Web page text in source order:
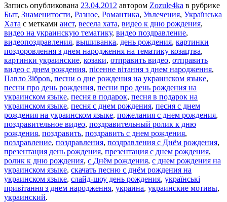
Запись опубликована 23.04.2012 автором Zozule4ka в рубрике
Быт, Знаменитости, Разное, Романтика, Увлечения, Українська
Хата с метками аист, весела хата, видео к дню рождения,
видео на украинскую тематику, видео поздравление,
видеопоздравления, вышиванка, день рождения, картинки
поздоровлення з днем народження на тематику козацтва,
картинки украинские, козаки, отправить видео, отправить
видео с днем рождения, пісенне вітання з днем народження,
Павло Зібров, песни о дне рождения на украинском языке,
песни про день рождения, песни про день рождения на
украинском языке, песня в подарок, песня в подарок на
украинском языке, песня с днем рождения, песня с днем
рождения на украинском языке, пожелания с днем рождения,
поздравительное видео, поздравительный ролик к дню
рождения, поздравить, поздравить с днем рождения,
поздравление, поздравления, поздравления с Днём рождения,
презентация день рождения, презентация с днем рождения,
ролик к дню рождения, с Днём рождения, с днем рождения на
украинском языке, скачать песню с днём рождения на
украинском языке, слайд-шоу день рождения, українські
привітання з днем народження, украина, украинские мотивы,
украинский.